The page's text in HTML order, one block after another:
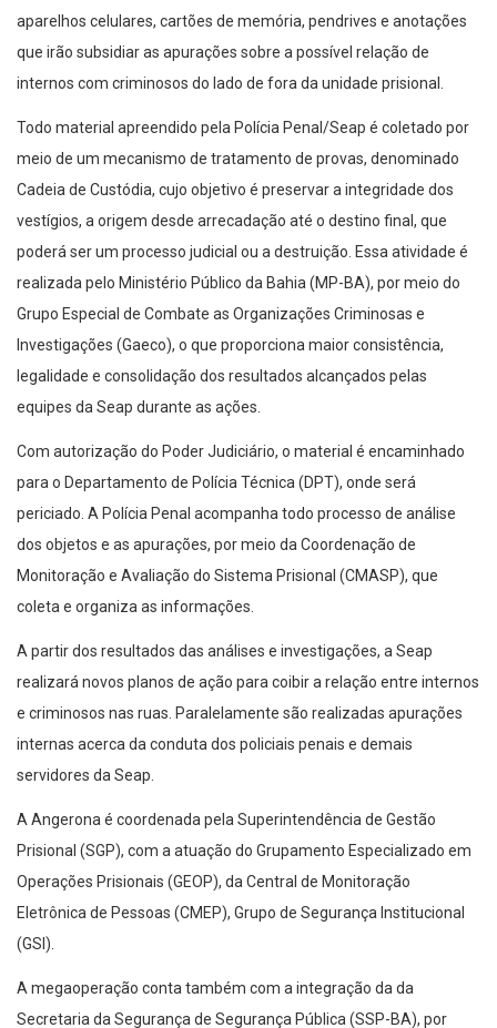
aparelhos celulares, cartões de memória, pendrives e anotações
que irão subsidiar as apurações sobre a possível relação de
internos com criminosos do lado de fora da unidade prisional.
Todo material apreendido pela Polícia Penal/Seap é coletado por
meio de um mecanismo de tratamento de provas, denominado
Cadeia de Custódia, cujo objetivo é preservar a integridade dos
vestígios, a origem desde arrecadação até o destino final, que
poderá ser um processo judicial ou a destruição. Essa atividade é
realizada pelo Ministério Público da Bahia (MP-BA), por meio do
Grupo Especial de Combate as Organizações Criminosas e
Investigações (Gaeco), o que proporciona maior consistência,
legalidade e consolidação dos resultados alcançados pelas
equipes da Seap durante as ações.
Com autorização do Poder Judiciário, o material é encaminhado
para o Departamento de Polícia Técnica (DPT), onde será
periciado. A Polícia Penal acompanha todo processo de análise
dos objetos e as apurações, por meio da Coordenação de
Monitoração e Avaliação do Sistema Prisional (CMASP), que
coleta e organiza as informações.
A partir dos resultados das análises e investigações, a Seap
realizará novos planos de ação para coibir a relação entre internos
e criminosos nas ruas. Paralelamente são realizadas apurações
internas acerca da conduta dos policiais penais e demais
servidores da Seap.
A Angerona é coordenada pela Superintendência de Gestão
Prisional (SGP), com a atuação do Grupamento Especializado em
Operações Prisionais (GEOP), da Central de Monitoração
Eletrônica de Pessoas (CMEP), Grupo de Segurança Institucional
(GSI).
A megaoperação conta também com a integração da da
Secretaria da Segurança de Segurança Pública (SSP-BA), por